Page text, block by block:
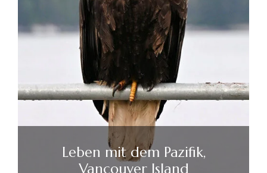
Leben mit dem Pazifik,
Vancouver Island